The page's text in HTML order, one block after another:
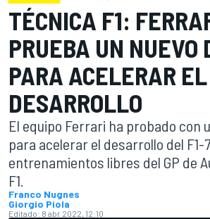
TÉCNICA F1:
PRUEBA UN NUEVO
PARA ACELERAR EL
DESARROLLO
El equipo Ferrari ha probado con
para acelerar el desarrollo del F1-
entrenamientos libres del GP de
F1.
Franco Nugnes
Giorgio Piola
Editado: 8 abr 2022, 12:10